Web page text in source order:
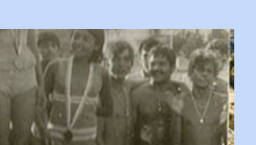
görmek istemediklerini bir
bildiriyordu.. Bu grup
şahsı muhterem(!) ''Açık ve net olarak
Bunun yanısıra, bu takımlara